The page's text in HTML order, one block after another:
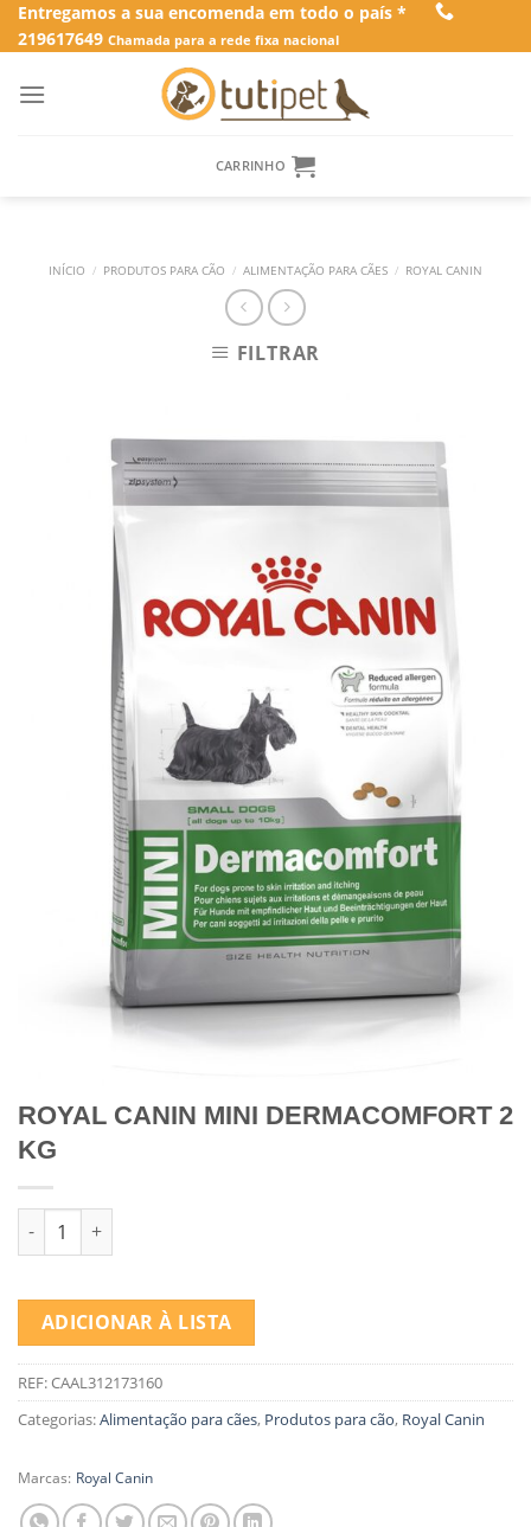
SkipEntregamos a sua encomenda em todo o país *
219617649 Chamada para a rede fixa nacional
CARRINHO
INÍCIO / PRODUTOS PARA CÃO / ALIMENTAÇÃO PARA CÃES / ROYAL CANIN
FILTRAR
ROYAL CANIN MINI DERMACOMFORT 2
KG
Quantidade de ROYAL CANIN MINI DERMACOMFORT 2 KG
ADICIONAR À LISTA
REF:CAAL312173160
Categorias:Alimentação para cães, Produtos para cão, Royal Canin
Marcas: Royal Canin